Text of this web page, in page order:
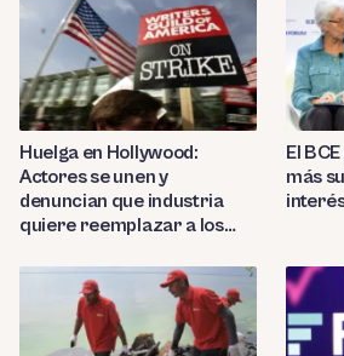
Huelga en Hollywood:
Actores se unen y
denuncian que industria
quiere reemplazar a los
El
más